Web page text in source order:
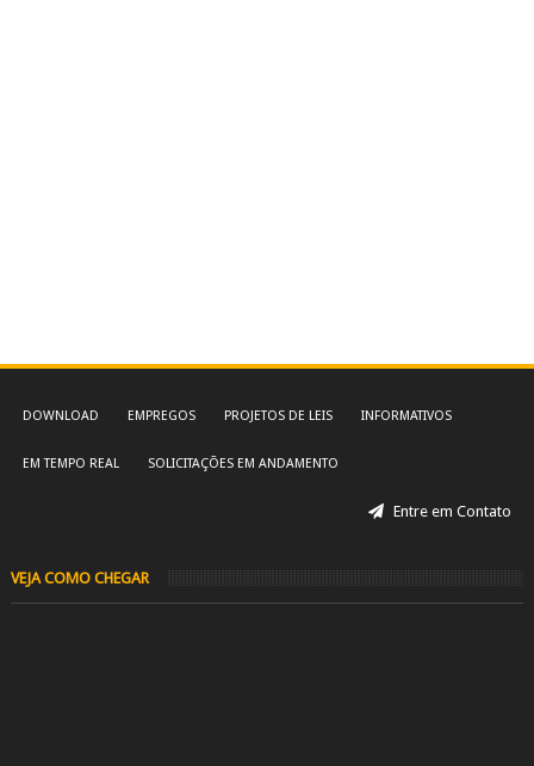
DOWNLOAD EMPREGOS PROJETOS DE LEIS INFORMATIVOS
EM TEMPO REAL SOLICITAÇÕES EM ANDAMENTO
Entre em Contato
VEJA COMO CHEGAR